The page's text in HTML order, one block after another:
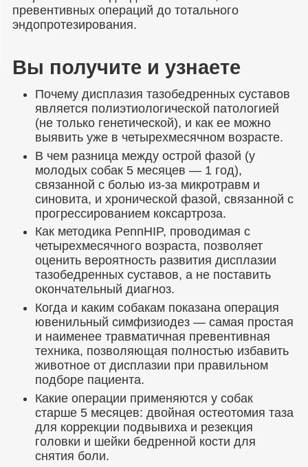
превентивных операций до тотального
эндопротезирования.
Вы получите и узнаете
Почему дисплазия тазобедренных суставов
является полиэтиологической патологией
(не только генетической), и как ее можно
выявить уже в четырехмесячном возрасте.
В чем разница между острой фазой (у
молодых собак 5 месяцев — 1 год),
связанной с болью из-за микротравм и
синовита, и хронической фазой, связанной с
прогрессированием коксартроза.
Как методика PennHIP, проводимая с
четырехмесячного возраста, позволяет
оценить вероятность развития дисплазии
тазобедренных суставов, а не поставить
окончательный диагноз.
Когда и каким собакам показана операция
ювенильный симфизиодез — самая простая
и наименее травматичная превентивная
техника, позволяющая полностью избавить
животное от дисплазии при правильном
подборе пациента.
Какие операции применяются у собак
старше 5 месяцев: двойная остеотомия таза
для коррекции подвывиха и резекция
головки и шейки бедренной кости для
снятия боли.